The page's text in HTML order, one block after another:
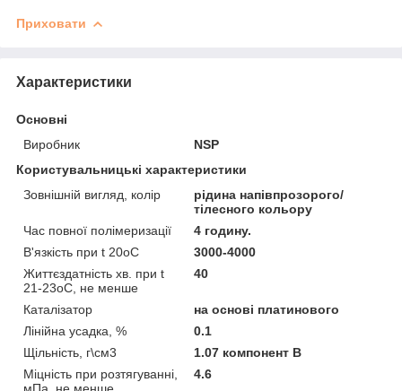
Приховати
Характеристики
Основні
Виробник
NSP
Користувальницькі характеристики
Зовнішній вигляд, колір
рідина напівпрозорого/
тілесного кольору
Час повної полімеризації
4 годину.
В'язкість при t 20оС
3000-4000
Життєздатність хв. при t
21-23оС, не менше
40
Каталізатор
на основі платинового
Лінійна усадка, %
0.1
Щільність, г\см3
1.07 компонент В
Міцність при розтягуванні,
мПа, не менше
4.6